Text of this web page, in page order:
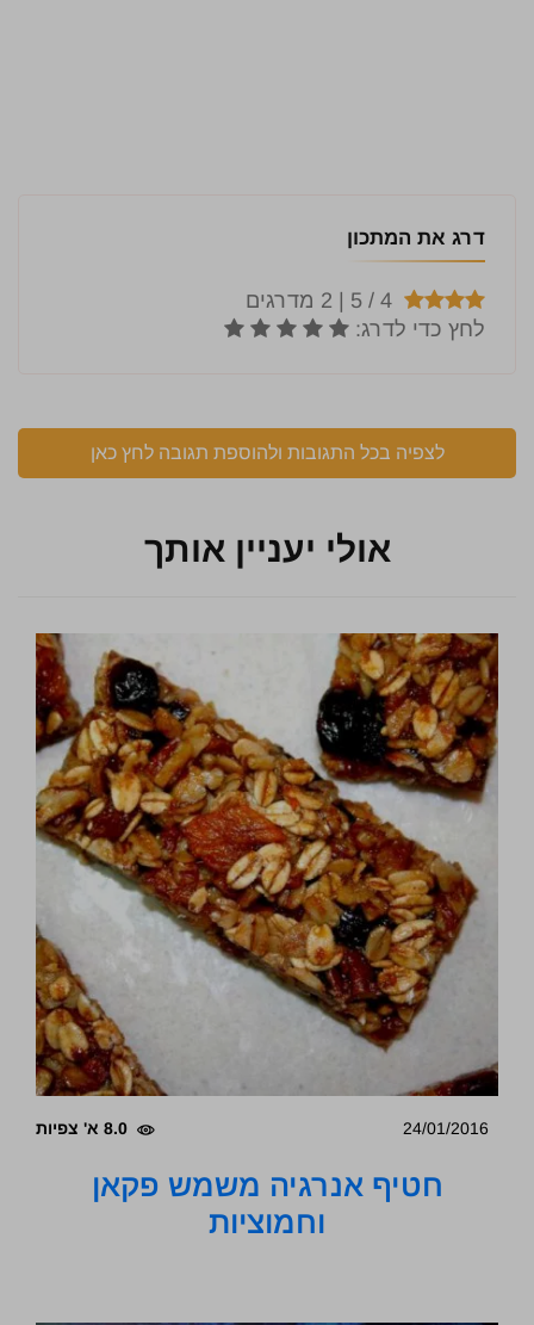
דרג את המתכון
לצפיה בכל התגובות ולהוספת תגובה לחץ כאן
אולי יעניין אותך
24/01/2016 8.0 א' צפיות
חטיף אנרגיה משמש פקאן
וחמוציות